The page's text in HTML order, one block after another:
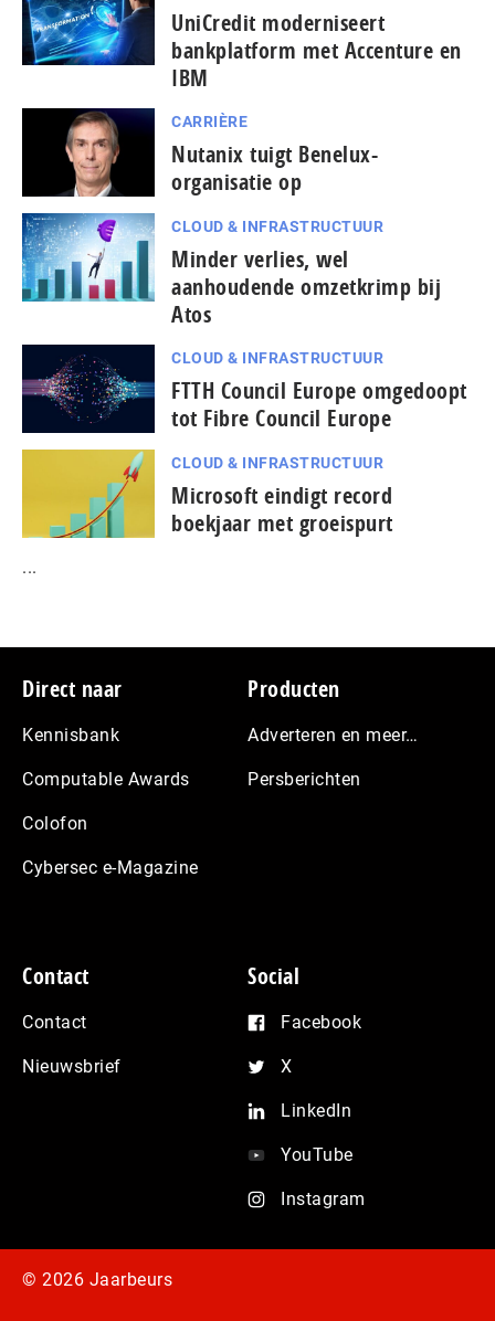
UniCredit moderniseert
bankplatform met Accenture en
IBM
CARRIÈRE
Nutanix tuigt Benelux-
organisatie op
CLOUD & INFRASTRUCTUUR
Minder verlies, wel
aanhoudende omzetkrimp bij
Atos
CLOUD & INFRASTRUCTUUR
FTTH Council Europe omgedoopt
tot Fibre Council Europe
CLOUD & INFRASTRUCTUUR
Microsoft eindigt record
boekjaar met groeispurt
...
Footer
Direct naar
Kennisbank
Computable Awards
Colofon
Cybersec e-Magazine
Producten
Adverteren en meer…
Persberichten
Contact
Contact
Nieuwsbrief
Social
Facebook
X
LinkedIn
YouTube
Instagram
© 2026 Jaarbeurs